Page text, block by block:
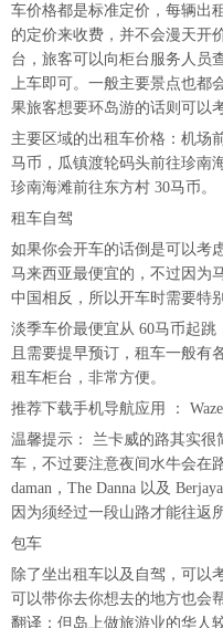
车价格都是标准定价，每辆出
的定价来收费，并不会漫天开
台，旅客可以向柜台服务人员
上车即可。一般主要景点也都
果旅客想要环岛游的话则可以
主要区域的出租车价格：机场
马币，瓜镇渡轮码头前往珍南
珍南海滩前往东方村 30马币。
租车自驾
如果你会开车的话倒是可以考
马来西亚最便宜的，不过因为
中国相反，所以开车时需要特
淡季车价最便宜从 60马币起跳
且需要提早预订，租车一般有
租车柜台，非常方便。
推荐下载手机导航应用 ：
温馨提示： 兰卡威的路其实
车，不过要注意夜间水牛会在
daman，The Danna 以及
因为须经过一段山路才能往返
包车
除了坐出租车以及自驾，可以
可以带你去你想去的地方也会
翻译；但岛上做旅游业的华人